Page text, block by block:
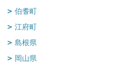
伯耆町
江府町
島根県
岡山県